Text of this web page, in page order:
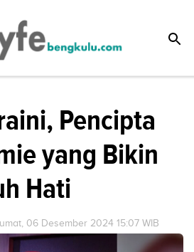
Pencipta
yang Bikin
Hati
06 Desember 2024 15:07 WIB